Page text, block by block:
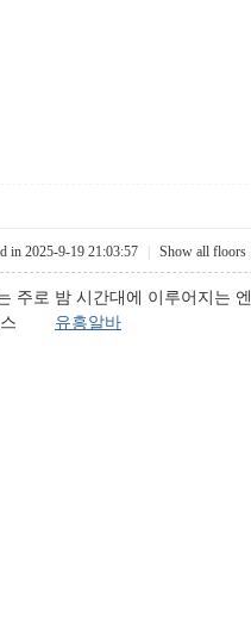
in 2025-9-19 21:03:57 Show all floors
주로 밤 시간대에 이루어지는
스 유흥알바